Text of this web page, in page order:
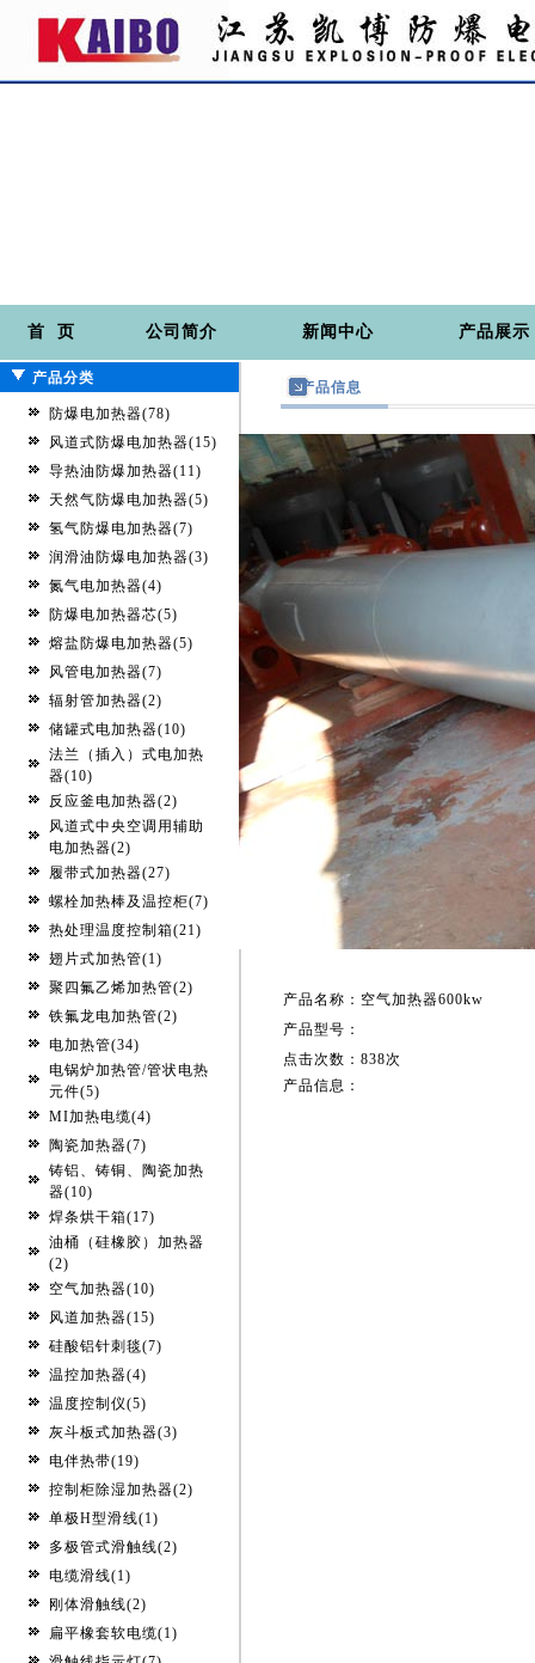
首 页 公司简介 新闻中心 产品展示
产品分类
防爆电加热器(78)
风道式防爆电加热器(15)
导热油防爆加热器(11)
天然气防爆电加热器(5)
氢气防爆电加热器(7)
润滑油防爆电加热器(3)
氮气电加热器(4)
防爆电加热器芯(5)
熔盐防爆电加热器(5)
风管电加热器(7)
辐射管加热器(2)
储罐式电加热器(10)
法兰（插入）式电加热
器(10)
反应釜电加热器(2)
风道式中央空调用辅助
电加热器(2)
履带式加热器(27)
螺栓加热棒及温控柜(7)
热处理温度控制箱(21)
翅片式加热管(1)
聚四氟乙烯加热管(2)
铁氟龙电加热管(2)
电加热管(34)
电锅炉加热管/管状电热
元件(5)
MI加热电缆(4)
陶瓷加热器(7)
铸铝、铸铜、陶瓷加热
器(10)
焊条烘干箱(17)
油桶（硅橡胶）加热器
(2)
空气加热器(10)
风道加热器(15)
硅酸铝针刺毯(7)
温控加热器(4)
温度控制仪(5)
灰斗板式加热器(3)
电伴热带(19)
控制柜除湿加热器(2)
单极H型滑线(1)
多极管式滑触线(2)
电缆滑线(1)
刚体滑触线(2)
扁平橡套软电缆(1)
产品信息
产品名称： 空气加热器600kw
产品型号：
点击次数： 838次
产品信息：